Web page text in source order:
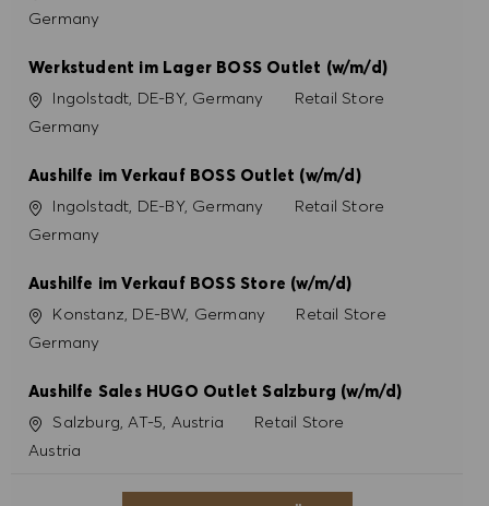
Germany
Werkstudent im Lager BOSS Outlet (w/m/d)
KonumIngolstadt, DE-BY, Germany Kategori
Retail Store
Germany
Aushilfe im Verkauf BOSS Outlet (w/m/d)
KonumIngolstadt, DE-BY, Germany Kategori
Retail Store
Germany
Aushilfe im Verkauf BOSS Store (w/m/d)
KonumKonstanz, DE-BW, Germany Kategori
Retail Store
Germany
Aushilfe Sales HUGO Outlet Salzburg (w/m/d)
KonumSalzburg, AT-5, Austria Kategori
Retail Store
Austria